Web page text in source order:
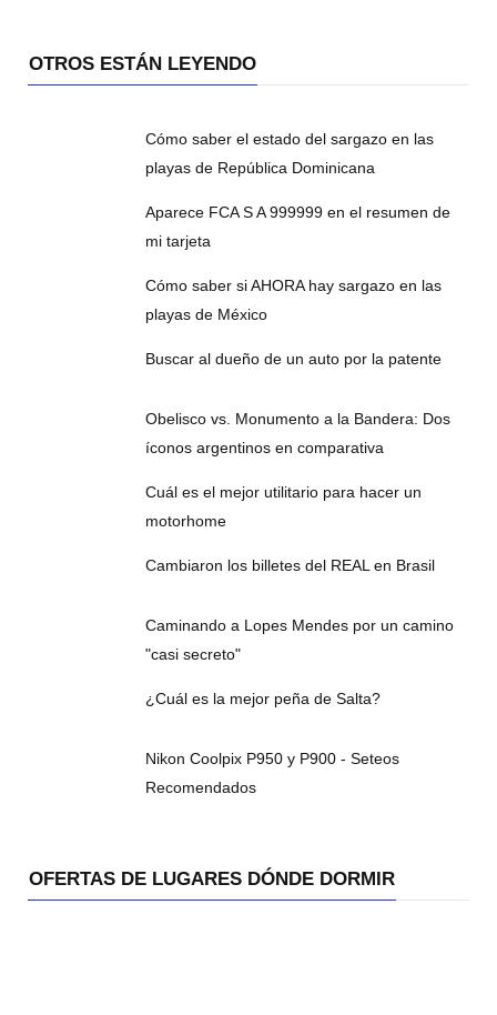
OTROS ESTÁN LEYENDO
Cómo saber el estado del sargazo en las
playas de República Dominicana
Aparece FCA S A 999999 en el resumen de
mi tarjeta
Cómo saber si AHORA hay sargazo en las
playas de México
Buscar al dueño de un auto por la patente
Obelisco vs. Monumento a la Bandera: Dos
íconos argentinos en comparativa
Cuál es el mejor utilitario para hacer un
motorhome
Cambiaron los billetes del REAL en Brasil
Caminando a Lopes Mendes por un camino
"casi secreto"
¿Cuál es la mejor peña de Salta?
Nikon Coolpix P950 y P900 - Seteos
Recomendados
OFERTAS DE LUGARES DÓNDE DORMIR